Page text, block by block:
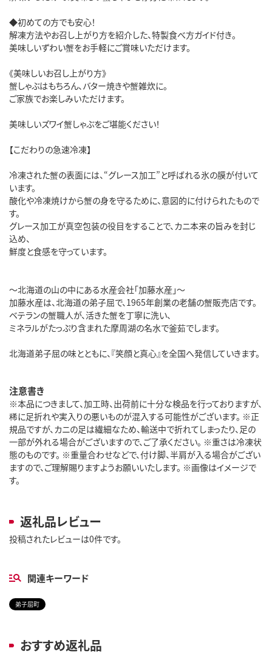
◆初めての方でも安心！
解凍方法やお召し上がり方を紹介した、特製食べ方ガイド付き。
美味しいずわい蟹をお手軽にご賞味いただけます。
《美味しいお召し上がり方》
蟹しゃぶはもちろん、バター焼きや蟹雑炊に。
ご家族でお楽しみいただけます。
美味しいズワイ蟹しゃぶをご堪能ください！
【こだわりの急速冷凍】
冷凍された蟹の表面には、“グレース加工”と呼ばれる氷の膜が付いて
います。
酸化や冷凍焼けから蟹の身を守るために、意図的に付けられたもので
す。
グレース加工が真空包装の役目をすることで、カニ本来の旨みを封じ
込め、
鮮度と食感を守っています。
～北海道の山の中にある水産会社「加藤水産」～
加藤水産は、北海道の弟子屈で、1965年創業の老舗の蟹販売店です。
ベテランの蟹職人が、活きた蟹を丁寧に洗い、
ミネラルがたっぷり含まれた摩周湖の名水で釜茹でします。
北海道弟子屈の味とともに、『笑顔と真心』を全国へ発信していきます。
注意書き
※本品につきまして、加工時、出荷前に十分な検品を行っておりますが、
稀に足折れや実入りの悪いものが混入する可能性がございます。 ※正
規品ですが、カニの足は繊細なため、輸送中で折れてしまったり、足の
一部が外れる場合がございますので、ご了承ください。 ※重さは冷凍状
態のものです。 ※重量合わせなどで、付け脚、半肩が入る場合がござい
ますので、ご理解賜りますようお願いいたします。 ※画像はイメージで
す。
返礼品レビュー
投稿されたレビューは0件です。
関連キーワード
弟子屈町
おすすめ返礼品